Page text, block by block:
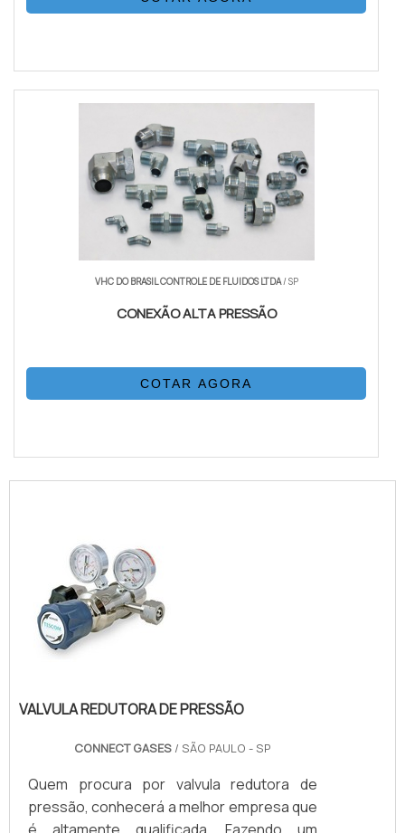
VHC DO BRASIL CONTROLE DE FLUIDOS LTDA/ SP
CONEXÃO ALTA PRESSÃO
COTAR AGORA
VALVULA REDUTORA DE PRESSÃO
CONNECT GASES / SÃO PAULO - SP
Quem procura por valvula redutora de
pressão, conhecerá a melhor empresa que